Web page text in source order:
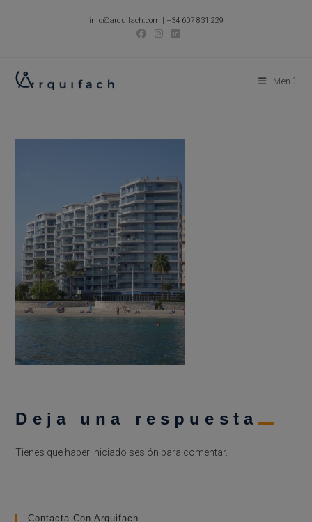
info@arquifach.com | +34 607 831 229
Menú
Deja una respuesta
Tienes que haber iniciado sesión para comentar.
Contacta Con Arquifach